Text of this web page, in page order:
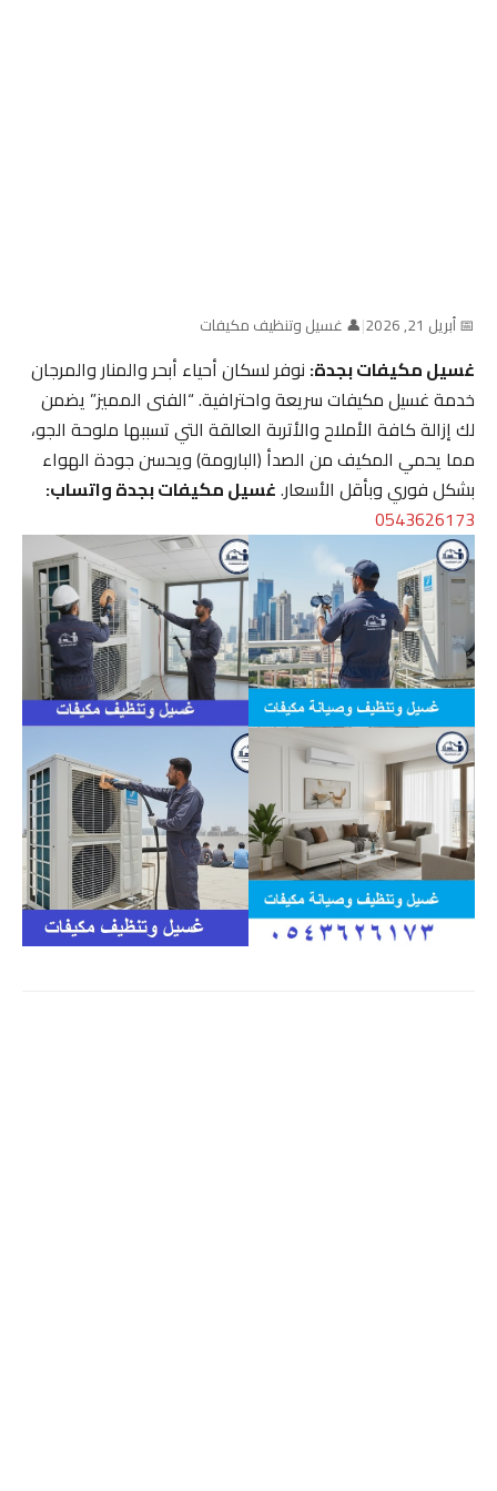
📅 أبريل 21, 2026 |👤 غسيل وتنظيف مكيفات
غسيل مكيفات بجدة:نوفر لسكان أحياء أبحر والمنار والمرجان
خدمة غسيل مكيفات سريعة واحترافية. “الفنى المميز” يضمن
لك إزالة كافة الأملاح والأتربة العالقة التي تسببها ملوحة الجو،
مما يحمي المكيف من الصدأ (البارومة) ويحسن جودة الهواء
بشكل فوري وبأقل الأسعار.غسيل مكيفات بجدة واتساب:
0543626173